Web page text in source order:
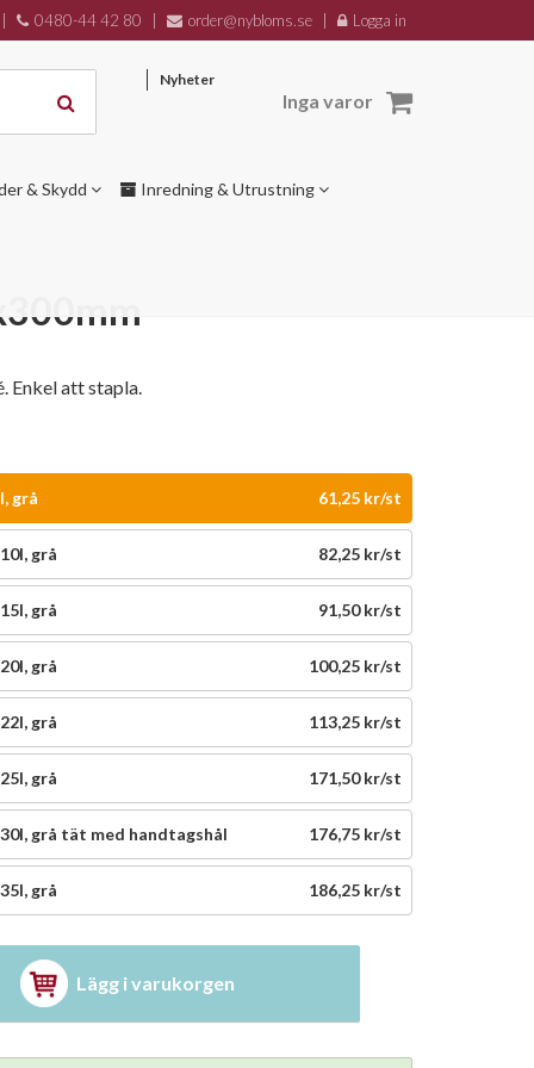
Enkel att stapla.
grå 61,25 kr/st
grå 82,25 kr/st
grå 91,50 kr/st
grå 100,25 kr/st
grå 113,25 kr/st
grå 171,50 kr/st
grå tät med handtagshål 176,75 kr/st
grå 186,25 kr/st
Lägg i varukorgen
0480-44 42 80 order@nybloms.se Logga in
Nyheter
Inga varor
& Skydd Inredning & Utrustning